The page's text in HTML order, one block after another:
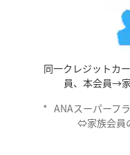
同一クレジットカ
員、本会員→
* ANAスーパーフ
⇔家族会員